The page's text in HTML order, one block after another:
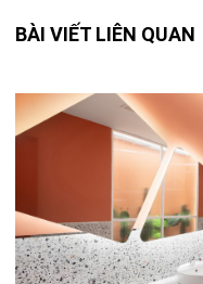
BÀI VIẾT LIÊN QUAN